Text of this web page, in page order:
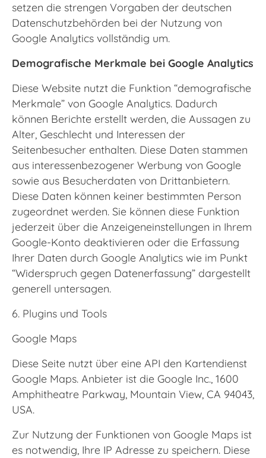
setzen die strengen Vorgaben der deutschen
Datenschutzbehörden bei der Nutzung von
Google Analytics vollständig um.
Demografische Merkmale bei Google Analytics
Diese Website nutzt die Funktion “demografische
Merkmale” von Google Analytics. Dadurch
können Berichte erstellt werden, die Aussagen zu
Alter, Geschlecht und Interessen der
Seitenbesucher enthalten. Diese Daten stammen
aus interessenbezogener Werbung von Google
sowie aus Besucherdaten von Drittanbietern.
Diese Daten können keiner bestimmten Person
zugeordnet werden. Sie können diese Funktion
jederzeit über die Anzeigeneinstellungen in Ihrem
Google-Konto deaktivieren oder die Erfassung
Ihrer Daten durch Google Analytics wie im Punkt
“Widerspruch gegen Datenerfassung” dargestellt
generell untersagen.
6. Plugins und Tools
Google Maps
Diese Seite nutzt über eine API den Kartendienst
Google Maps. Anbieter ist die Google Inc., 1600
Amphitheatre Parkway, Mountain View, CA 94043,
USA.
Zur Nutzung der Funktionen von Google Maps ist
es notwendig, Ihre IP Adresse zu speichern. Diese